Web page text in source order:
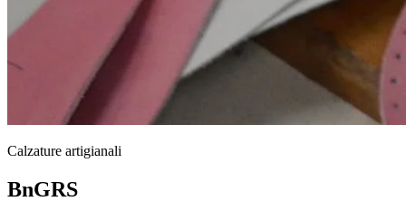
Calzature artigianali
BnGRS